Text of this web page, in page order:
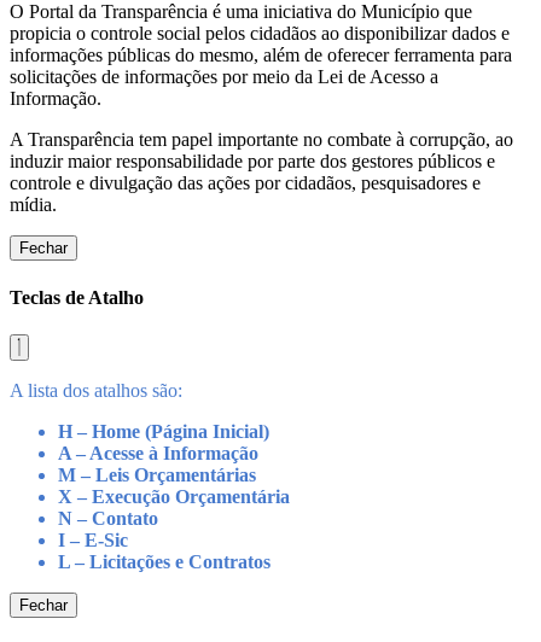
O Portal da Transparência é uma iniciativa do Município que
propicia o controle social pelos cidadãos ao disponibilizar dados e
informações públicas do mesmo, além de oferecer ferramenta para
solicitações de informações por meio da Lei de Acesso a
Informação.
A Transparência tem papel importante no combate à corrupção, ao
induzir maior responsabilidade por parte dos gestores públicos e
controle e divulgação das ações por cidadãos, pesquisadores e
mídia.
Fechar
Teclas de Atalho
A lista dos atalhos são:
H – Home (Página Inicial)
A – Acesse à Informação
M – Leis Orçamentárias
X – Execução Orçamentária
N – Contato
I – E-Sic
L – Licitações e Contratos
Fechar